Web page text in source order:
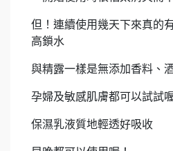
但！連續使用幾天下來真的
高鎖水
與精露一樣是無添加香料、
孕婦及敏感肌膚都可以試試
保濕乳液質地輕透好吸收